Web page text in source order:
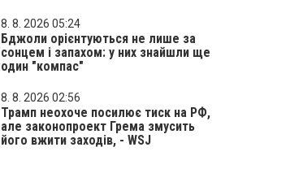
8. 8. 2026 05:24
Бджоли орієнтуються не лише за
сонцем і запахом: у них знайшли ще
один "компас"
8. 8. 2026 02:56
Трамп неохоче посилює тиск на РФ,
але законопроект Грема змусить
його вжити заходів, - WSJ